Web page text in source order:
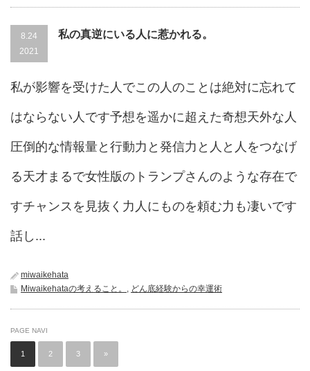
8.24
2021
私の真逆にいる人に惹かれる。
私が影響を受けた人でこの人のことは絶対に忘れて
はならない人です予想を遥かに超えた奇想天外な人
圧倒的な情報量と行動力と発信力と人と人をつなげ
る天才まるで女性版のトランプさんのような存在で
すチャンスを見抜く力人にものを頼む力も凄いです
話し...
miwaikehata
Miwaikehataの考えること。 , どん底経験からの幸運術
PAGE NAVI
1 2 3 »